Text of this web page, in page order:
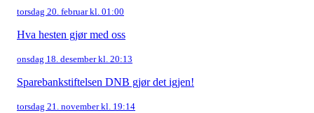
torsdag 20. februar kl. 01:00
Hva hesten gjør med oss
onsdag 18. desember kl. 20:13
Sparebankstiftelsen DNB gjør det igjen!
torsdag 21. november kl. 19:14